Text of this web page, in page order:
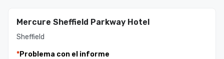
Mercure Sheffield Parkway Hotel
Sheffield
*Problema con el informe